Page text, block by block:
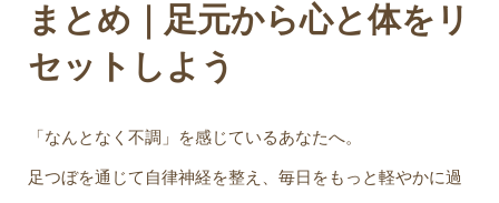
まとめ｜足元から心と体をリ
セットしよう
「なんとなく不調」を感じているあなたへ。
足つぼを通じて自律神経を整え、毎日をもっと軽やかに過